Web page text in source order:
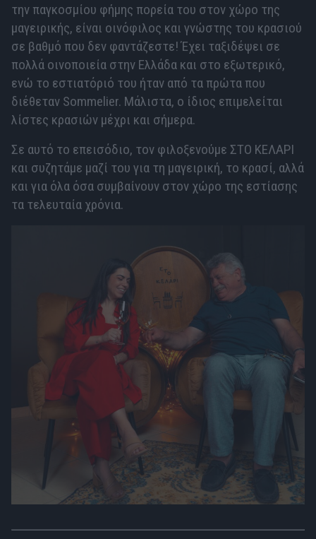
την παγκοσμίου φήμης πορεία του στον χώρο της
μαγειρικής, είναι οινόφιλος και γνώστης του κρασιού
σε βαθμό που δεν φαντάζεστε! Έχει ταξιδέψει σε
πολλά οινοποιεία στην Ελλάδα και στο εξωτερικό,
ενώ το εστιατόριό του ήταν από τα πρώτα που
διέθεταν Sommelier. Μάλιστα, ο ίδιος επιμελείται
λίστες κρασιών μέχρι και σήμερα.
Σε αυτό το επεισόδιο, τον φιλοξενούμε ΣΤΟ ΚΕΛΑΡΙ
και συζητάμε μαζί του για τη μαγειρική, το κρασί, αλλά
και για όλα όσα συμβαίνουν στον χώρο της εστίασης
τα τελευταία χρόνια.